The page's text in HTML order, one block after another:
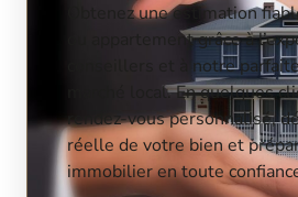
Obtenez une estimation
ou appartement grâce à
conseillers et à notre
marché local. En quelques
rendez-vous personnalisé,
réelle de votre bien et
immobilier en toute